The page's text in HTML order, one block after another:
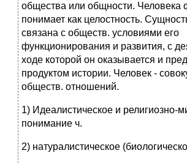
общества или общности. Человека
понимает как целостность.
связана с обществ. условиями его
функционирования и развития, с
ходе которой он оказывается и
продуктом истории. Человек -
обществ. отношений.
1) Идеалистическое и религиозно-
понимание ч.
2) натуралистическое